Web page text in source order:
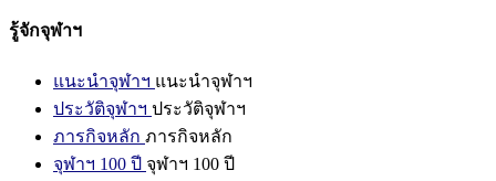
รู้จักจุฬาฯ
แนะนำจุฬาฯ แนะนำจุฬาฯ
ประวัติจุฬาฯ ประวัติจุฬาฯ
ภารกิจหลัก ภารกิจหลัก
จุฬาฯ 100 ปี จุฬาฯ 100 ปี